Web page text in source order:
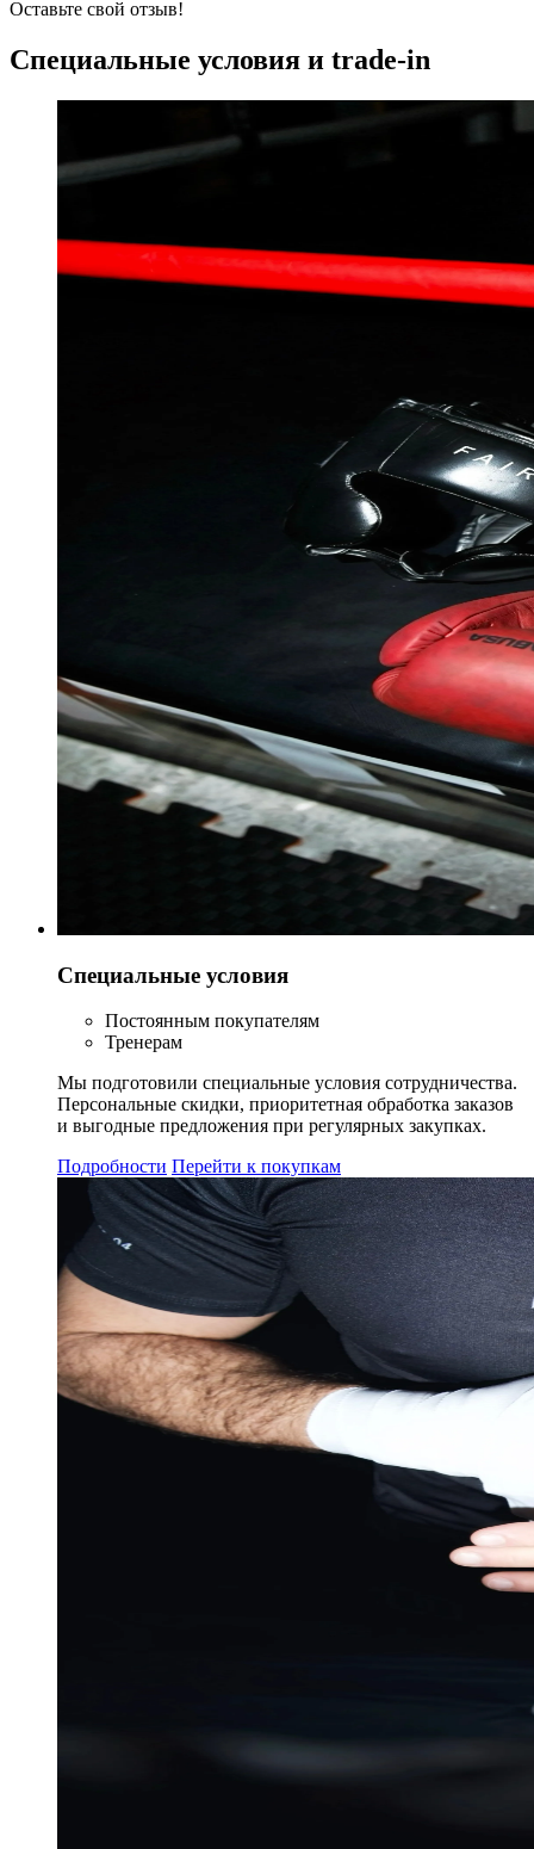
Оставьте свой отзыв!
Специальные условия и trade-in
Специальные условия
Постоянным покупателям
Тренерам
Мы подготовили специальные условия сотрудничества.
Персональные скидки, приоритетная обработка заказов
и выгодные предложения при регулярных закупках.
Подробности Перейти к покупкам